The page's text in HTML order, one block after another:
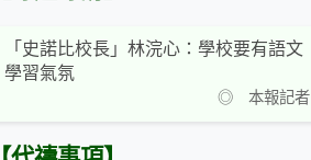
「史諾比校長」林浣心：學校要有語文
學習氣氛
◎ 本報記者